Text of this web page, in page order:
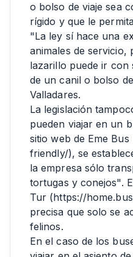
o bolso de viaje sea
rígido y que le
"La ley sí hace una
animales de
lazarillo puede ir con
de un canil o bolso
Valladares.
La legislación
pueden viajar en un
sitio web de Eme
friendly/), se
la empresa sólo
tortugas y conejos".
Tur (https://
precisa que solo se
felinos.
En el caso de los